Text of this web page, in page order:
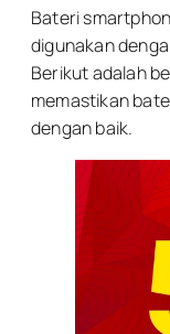
Bateri
digunakan
Berikut adalah
memastikan
dengan baik.